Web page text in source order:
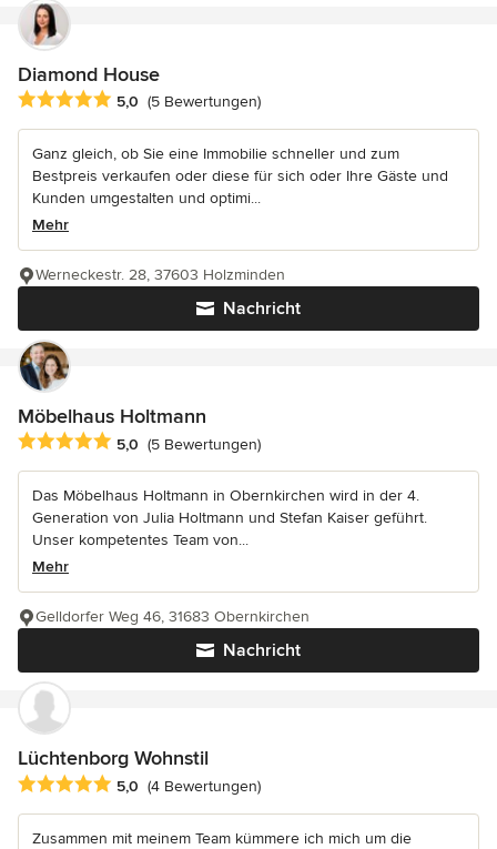
Diamond House
Durchschnittliche Bewertung: 5 von 5 Sternen
5,0 (5 Bewertungen)
Ganz gleich, ob Sie eine Immobilie schneller und zum
Bestpreis verkaufen oder diese für sich oder Ihre Gäste und
Kunden umgestalten und optimi...
Mehr
Nachricht
Werneckestr. 28, 37603 Holzminden
Möbelhaus Holtmann
Durchschnittliche Bewertung: 5 von 5 Sternen
5,0 (5 Bewertungen)
Das Möbelhaus Holtmann in Obernkirchen wird in der 4.
Generation von Julia Holtmann und Stefan Kaiser geführt.
Unser kompetentes Team von...
Mehr
Nachricht
Gelldorfer Weg 46, 31683 Obernkirchen
Lüchtenborg Wohnstil
Durchschnittliche Bewertung: 5 von 5 Sternen
5,0 (4 Bewertungen)
Zusammen mit meinem Team kümmere ich mich um die